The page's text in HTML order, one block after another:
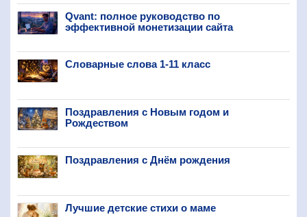
Qvant: полное руководство по
эффективной монетизации сайта
Словарные слова 1-11 класс
Поздравления с Новым годом и
Рождеством
Поздравления с Днём рождения
Лучшие детские стихи о маме